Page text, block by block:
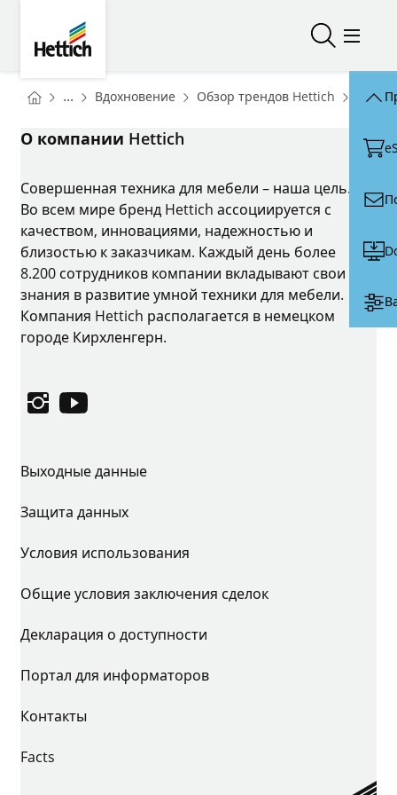
Открыть/
You are here:
Homepage
... ВдохновениеHomepage
Обзор трендов Hettich Цвет
О компании Hettich
Совершенная техника для мебели – наша цель.
Во всем мире бренд Hettich ассоциируется с
качеством, инновациями, надежностью и
близостью к заказчикам. Каждый день более
8.200 сотрудников компании вкладывают свои
знания в развитие умной техники для мебели.
Компания Hettich располагается в немецком
городе Кирхленгерн.
InstagramYouTube
Выходные данные
Защита данных
Условия использования
Общие условия заключения сделок
Декларация о доступности
Портал для информаторов
Контакты
Facts